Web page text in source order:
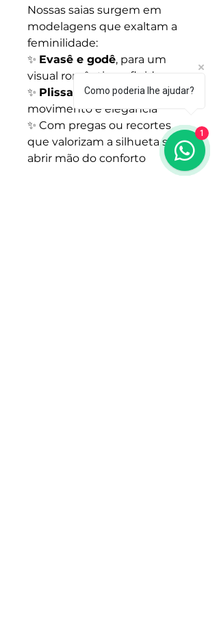
Nossas saias surgem em
modelagens que exaltam a
feminilidade:
✨ Evasê e godê, para um
visual romântico e fluido
✨ Plissadas, para quem ama
movimento e elegância
✨ Com pregas ou recortes
que valorizam a silhueta sem
abrir mão do conforto
Como poderia lhe ajudar?
1